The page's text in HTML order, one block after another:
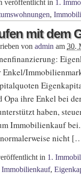
veröffentlicht in 1.
,
mit dem
von admin am 30.
Opa ihre Enkel bei
haben,
Immobilienkauf
nicht
in 1.
Immobilienkauf,